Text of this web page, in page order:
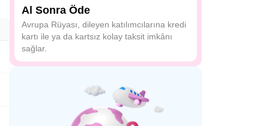
Al Sonra Öde
Avrupa Rüyası, dileyen katılımcılarına kredi
kartı ile ya da kartsız kolay taksit imkânı
sağlar.